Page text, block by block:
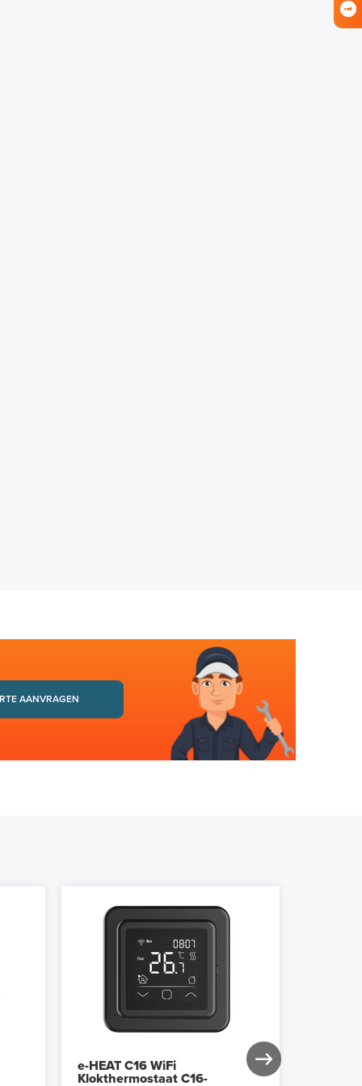
AANVRAGEN
e-HEAT C16 WiFi
Klokthermostaat C16-